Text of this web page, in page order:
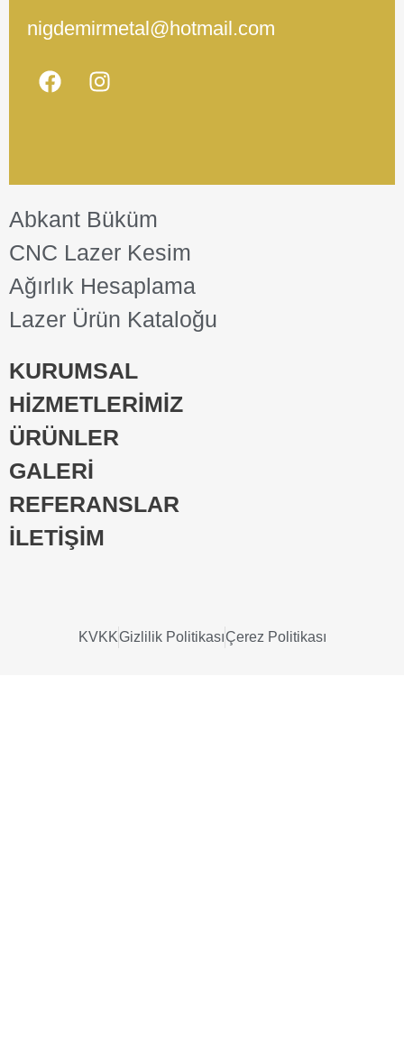
nigdemirmetal@hotmail.com
Abkant Büküm
CNC Lazer Kesim
Ağırlık Hesaplama
Lazer Ürün Kataloğu
KURUMSAL
HİZMETLERİMİZ
ÜRÜNLER
GALERİ
REFERANSLAR
İLETİŞİM
KVKKGizlilik PolitikasıÇerez Politikası